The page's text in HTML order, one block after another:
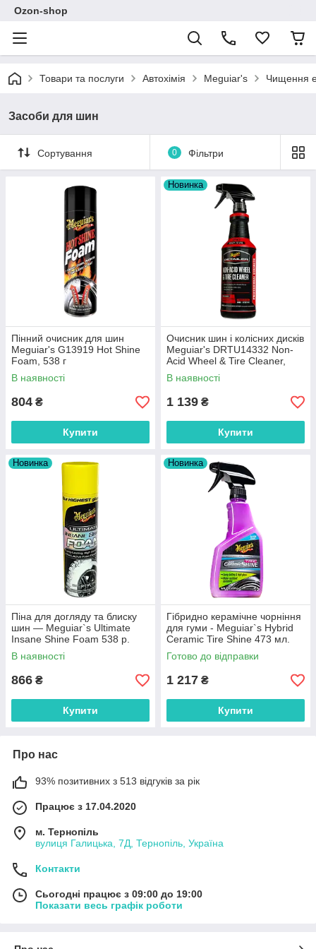
Ozon-shop
Товари та послуги Автохімія Meguiar's Чищення
Засоби для шин
Сортування 0 Фільтри
Пінний очисник для шин
Meguiar's G13919 Hot Shine
Foam, 538 г
В наявності
804 ₴
Купити
Новинка
Очисник шин і колісних дисків
Meguiar's DRTU14332 Non-
Acid Wheel & Tire Cleaner,
946 мл
В наявності
1 139 ₴
Купити
Новинка
Піна для догляду та блиску
шин — Meguiar`s Ultimate
Insane Shine Foam 538 р.
(G210419)
В наявності
866 ₴
Купити
Новинка
Гібридно керамічне чорніння
для гуми - Meguiar`s Hybrid
Ceramic Tire Shine 473 мл.
Готово до відправки
1 217 ₴
Купити
Про нас
93% позитивних з 513 відгуків за рік
Працює з 17.04.2020
м. Тернопіль
вулиця Галицька, 7Д, Тернопіль, Україна
Контакти
Сьогодні працює з 09:00 до 19:00
Показати весь графік роботи